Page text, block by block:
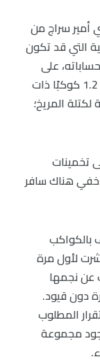
أمير سراج من
التي قد تكون
على
مستوى رياضي بحت، يمكن أن يكون هناك 1.2 كوكبًا ذات
مماثلة لكتلة المريخ؛
تخمينات
هناك سافر
بالكواكب
لأول مرة
عن نجمها
دون قيود.
المطلوب
مجموعة